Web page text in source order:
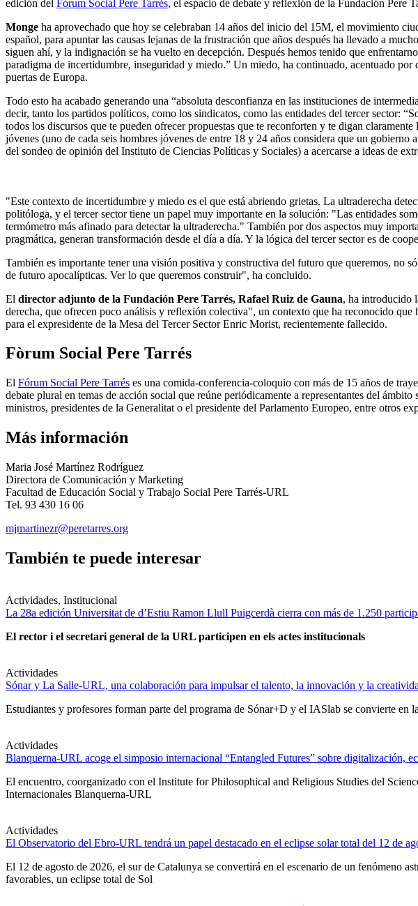
edición del Fórum Social Pere Tarrés, el espacio de debate y reflexión de la Fundación Pere
Monge ha aprovechado que hoy se celebraban 14 años del inicio del 15M, el movimiento
español, para apuntar las causas lejanas de la frustración que años después ha llevado a
siguen ahí, y la indignación se ha vuelto en decepción. Después hemos tenido que
paradigma de incertidumbre, inseguridad y miedo.” Un miedo, ha continuado, acentuado
puertas de Europa.
Todo esto ha acabado generando una “absoluta desconfianza en las instituciones de
decir, tanto los partidos políticos, como los sindicatos, como las entidades del tercer sector:
todos los discursos que te pueden ofrecer propuestas que te reconforten y te digan
jóvenes (uno de cada seis hombres jóvenes de entre 18 y 24 años considera que un
del sondeo de opinión del Instituto de Ciencias Políticas y Sociales) a acercarse a ideas de
"Este contexto de incertidumbre y miedo es el que está abriendo grietas. La ultraderecha
politóloga, y el tercer sector tiene un papel muy importante en la solución: "Las entidades
termómetro más afinado para detectar la ultraderecha." También por dos aspectos muy
pragmática, generan transformación desde el día a día. Y la lógica del tercer sector es de
También es importante tener una visión positiva y constructiva del futuro que queremos, no
de futuro apocalípticas. Ver lo que queremos construir", ha concluido.
El director adjunto de la Fundación Pere Tarrés, Rafael Ruiz de Gauna, ha introducido
derecha, que ofrecen poco análisis y reflexión colectiva", un contexto que ha reconocido
para el expresidente de la Mesa del Tercer Sector Enric Morist, recientemente fallecido.
Fòrum Social Pere Tarrés
El Fórum Social Pere Tarrés es una comida-conferencia-coloquio con más de 15 años de
debate plural en temas de acción social que reúne periódicamente a representantes del
ministros, presidentes de la Generalitat o el presidente del Parlamento Europeo, entre otros
Más información
Maria José Martínez Rodríguez
Directora de Comunicación y Marketing
Facultad de Educación Social y Trabajo Social Pere Tarrés-URL
Tel. 93 430 16 06
mjmartinezr@peretarres.org
También te puede interesar
Actividades, Institucional
La 28a edición Universitat de d’Estiu Ramon Llull Puigcerdà cierra con más de 1.250
El rector i el secretari general de la URL participen en els actes institucionals
Actividades
Sónar y La Salle-URL, una colaboración para impulsar el talento, la innovación y la
Estudiantes y profesores forman parte del programa de Sónar+D y el IASlab se convierte en
Actividades
Blanquerna-URL acoge el simposio internacional “Entangled Futures” sobre digitalización,
El encuentro, coorganizado con el Institute for Philosophical and Religious Studies del
Internacionales Blanquerna-URL
Actividades
El Observatorio del Ebro-URL tendrá un papel destacado en el eclipse solar total del 12 de
El 12 de agosto de 2026, el sur de Catalunya se convertirá en el escenario de un fenómeno
favorables, un eclipse total de Sol